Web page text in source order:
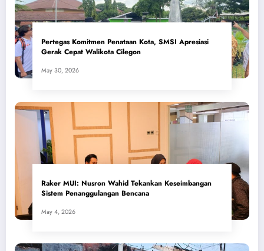
Pertegas Komitmen Penataan Kota, SMSI Apresiasi
Gerak Cepat Walikota Cilegon
May 30, 2026
​Raker MUI: Nusron Wahid Tekankan Keseimbangan
Sistem Penanggulangan Bencana
May 4, 2026